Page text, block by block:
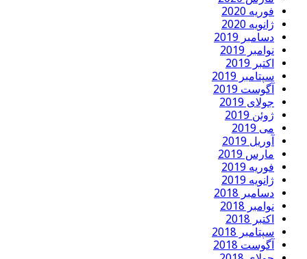
فوریه 2020
ژانویه 2020
دسامبر 2019
نوامبر 2019
اکتبر 2019
سپتامبر 2019
آگوست 2019
جولای 2019
ژوئن 2019
می 2019
آوریل 2019
مارس 2019
فوریه 2019
ژانویه 2019
دسامبر 2018
نوامبر 2018
اکتبر 2018
سپتامبر 2018
آگوست 2018